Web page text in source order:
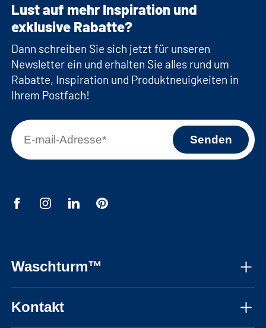
Waschturm™
Kontakt
Lust auf mehr Inspiration und
exklusive Rabatte?
Dann schreiben Sie sich jetzt für unseren
Newsletter ein und erhalten Sie alles rund um
Rabatte, Inspiration und Produktneuigkeiten in
Ihrem Postfach!